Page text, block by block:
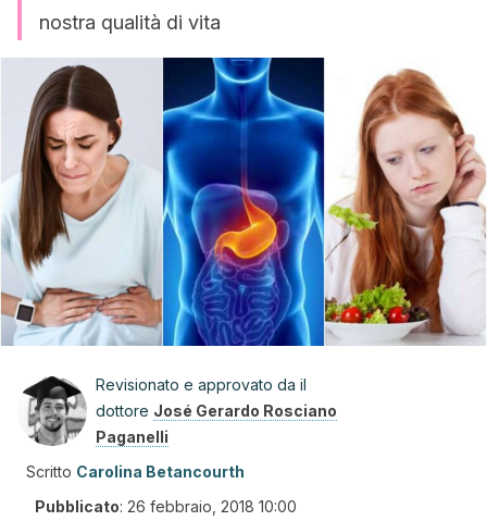
nostra qualità di vita
Revisionato e approvato da il
dottore José Gerardo Rosciano
Paganelli
Scritto Carolina Betancourth
Pubblicato: 26 febbraio, 2018 10:00